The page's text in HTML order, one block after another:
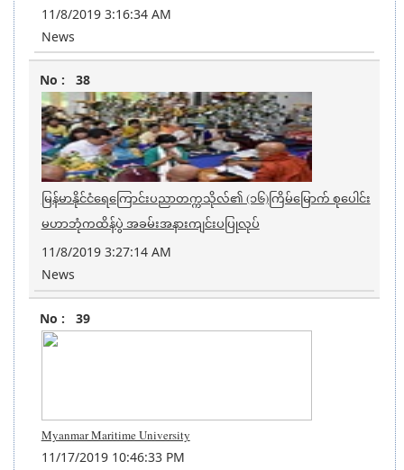
11/8/2019 3:16:34 AM
News
38
မြန်မာနိုင်ငံရေကြောင်းပညာတက္ကသိုလ်၏ (၁၆)ကြိမ်မြောက် စုပေါင်း
မဟာဘုံကထိန်ပွဲ အခမ်းအနားကျင်းပပြုလုပ်
11/8/2019 3:27:14 AM
News
39
Myanmar Maritime University
11/17/2019 10:46:33 PM